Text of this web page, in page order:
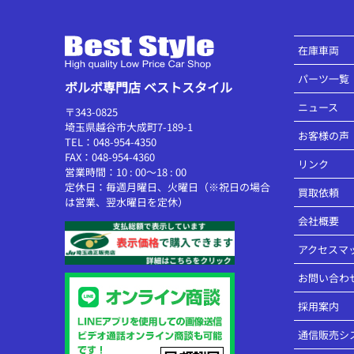
ボルボ専門店 ベストスタイル
〒343-0825
埼玉県越谷市大成町7-189-1
TEL：048-954-4350
FAX：048-954-4360
営業時間：10 : 00～18 : 00
定休日：毎週月曜日、火曜日（※祝日の場合
は営業、翌水曜日を定休）
在庫車両
パーツ一覧
ニュース
お客様の声
リンク
買取依頼
会社概要
アクセスマ
お問い合わ
採用案内
通信販売シ